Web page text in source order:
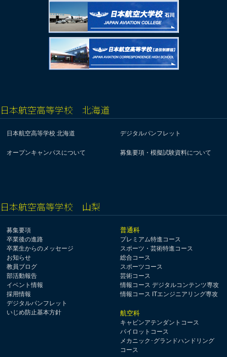
日本航空高等学校 北海道
日本航空高等学校 北海道 デジタルパンフレット
オープンキャンパスについて 募集要項・模擬試験資料について
日本航空高等学校 山梨
募集要項
卒業後の進路
卒業生からのメッセージ
お知らせ
教員ブログ
部活動報告
イベント情報
採用情報
デジタルパンフレット
いじめ防止基本方針
普通科
プレミアム特進コース
スポーツ・芸術特進コース
総合コース
スポーツコース
芸術コース
情報コース デジタルコンテンツ専攻
情報コース ITエンジニアリング専攻
航空科
キャビンアテンダントコース
パイロットコース
メカニック･グランドハンドリング
コース